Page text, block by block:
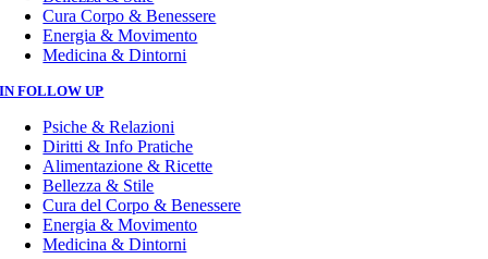
Cura Corpo & Benessere
Energia & Movimento
Medicina & Dintorni
IN FOLLOW UP
Psiche & Relazioni
Diritti & Info Pratiche
Alimentazione & Ricette
Bellezza & Stile
Cura del Corpo & Benessere
Energia & Movimento
Medicina & Dintorni